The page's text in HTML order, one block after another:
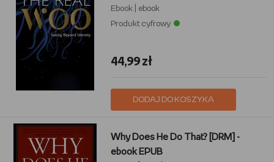
Ebook
ebook
Produkt cyfrowy
44,99 zł
DODAJ DO KOSZYKA
Why Does He Do That? [DRM] -
ebook EPUB